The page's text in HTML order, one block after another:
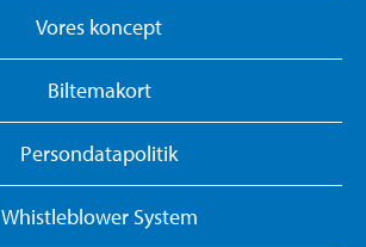
Vores koncept
Biltemakort
Persondatapolitik
Whistleblower System